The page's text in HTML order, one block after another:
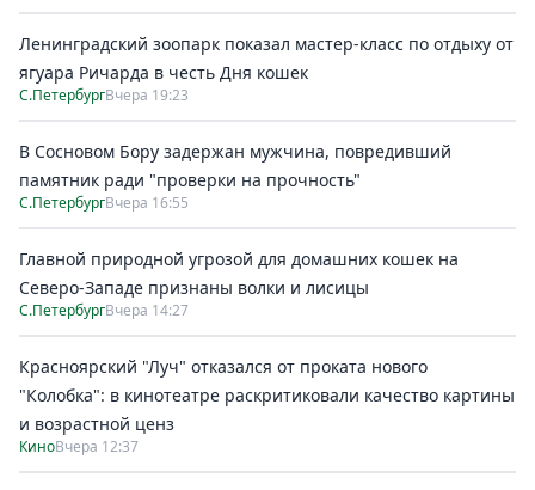
Ленинградский зоопарк показал мастер-класс по отдыху от
ягуара Ричарда в честь Дня кошек
С.ПетербургВчера 19:23
В Сосновом Бору задержан мужчина, повредивший
памятник ради "проверки на прочность"
С.ПетербургВчера 16:55
Главной природной угрозой для домашних кошек на
Северо-Западе признаны волки и лисицы
С.ПетербургВчера 14:27
Красноярский "Луч" отказался от проката нового
"Колобка": в кинотеатре раскритиковали качество картины
и возрастной ценз
КиноВчера 12:37